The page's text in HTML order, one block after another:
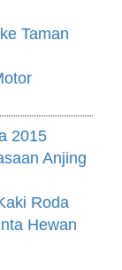
Taman
2015
Anjing
Roda
Hewan